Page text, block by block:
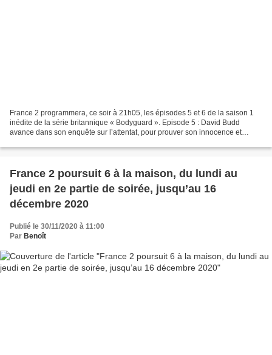
France 2 programmera, ce soir à 21h05, les épisodes 5 et 6 de la saison 1
inédite de la série britannique « Bodyguard ». Episode 5 : David Budd
avance dans son enquête sur l’attentat, pour prouver son innocence et
France 2 poursuit 6 à la maison, du lundi au
jeudi en 2e partie de soirée, jusqu’au 16
décembre 2020
Publié le 30/11/2020 à 11:00
Par Benoît